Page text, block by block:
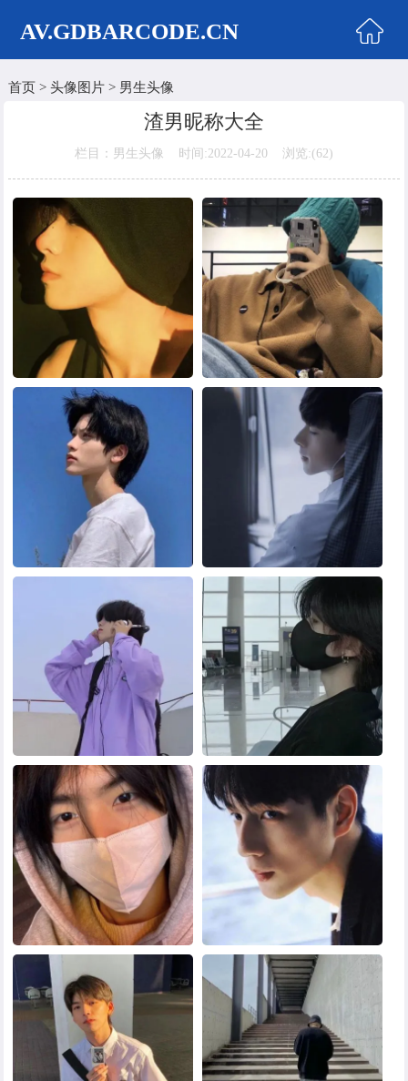
AV.GDBARCODE.CN
首页
女生头像
美女头像
男生头像
明星头像
卡通动漫
黑白头像
其他头像
首页> 头像图片> 男生头像
渣男昵称大全
栏目：男生头像 时间:2022-04-20 浏览:(62)